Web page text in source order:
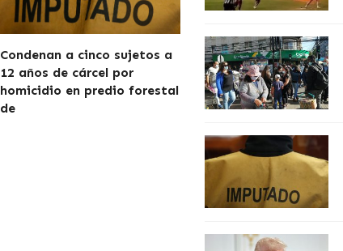
Condenan a cinco sujetos a
12 años de cárcel por
homicidio en predio forestal
de